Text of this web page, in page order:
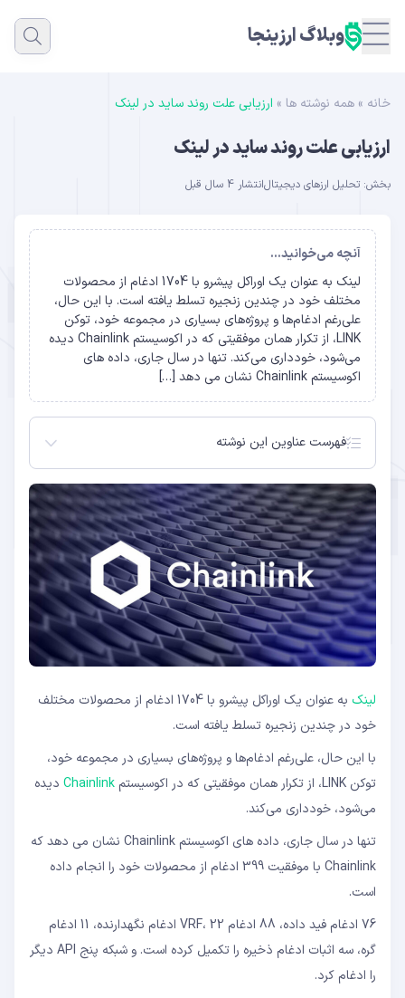
وبلاگ ارزینجا
خانه » همه نوشته ها » ارزیابی علت روند ساید در لینک
ارزیابی علت روند ساید در لینک
بخش: تحلیل ارزهای دیجیتالانتشار 4 سال قبل
آنچه می‌خوانید...
لینک به عنوان یک اوراکل پیشرو با 1704 ادغام از محصولات
مختلف خود در چندین زنجیره تسلط یافته است. با این حال،
علی‌رغم ادغام‌ها و پروژه‌های بسیاری در مجموعه خود، توکن
LINK، از تکرار همان موفقیتی که در اکوسیستم Chainlink دیده
می‌شود، خودداری می‌کند. تنها در سال جاری، داده های
اکوسیستم Chainlink نشان می دهد […]
فهرست عناوین این نوشته
طبق داده‌های Messari، در حال حاضر 689383 آدرس
دارای مقدار متفاوتی از توکن‌های LINK هستند
لینک
به عنوان یک اوراکل پیشرو با 1704 ادغام از محصولات مختلف
خود در چندین زنجیره تسلط یافته است.
با این حال، علی‌رغم ادغام‌ها و پروژه‌های بسیاری در مجموعه خود،
توکن LINK، از تکرار همان موفقیتی که در اکوسیستم
دیده
می‌شود، خودداری می‌کند.
تنها در سال جاری، داده های اکوسیستم Chainlink نشان می دهد که
Chainlink با موفقیت 399 ادغام از محصولات خود را انجام داده
است.
76 ادغام فید داده، 88 ادغام VRF، 22 ادغام نگهدارنده، 11 ادغام
گره، سه اثبات ادغام ذخیره را تکمیل کرده است. و شبکه پنج API دیگر
را ادغام کرد.